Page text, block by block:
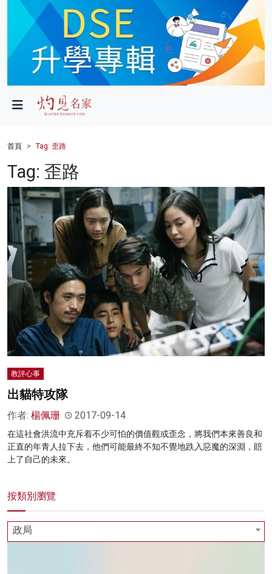
政局
財經
健康
商業
科技
影片
名家榜
灼見活動
關於我們
首頁 Tag: 歪路
Tag: 歪路
教評心事
出貓特攻隊
作者: 楊佩珊 2017-09-14
在這社會洪流中充斥着不少可怕的價值觀或歪念，將我們本來善良和
正直的年青人拉下去，他們可能最終不知不覺地跌入惡魔的深淵，賠
上了自己的未來。
按類別瀏覽
政局